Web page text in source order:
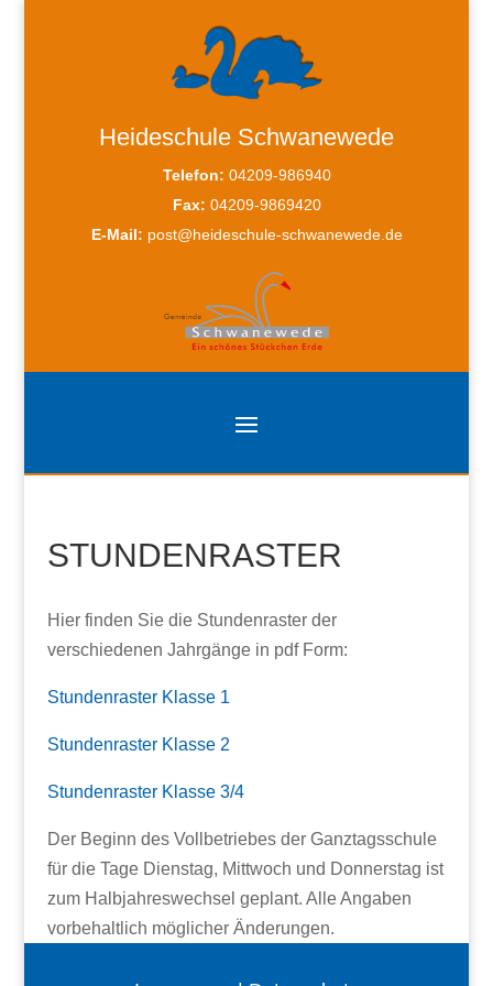
Heideschule Schwanewede
Telefon: 04209-986940
Fax: 04209-9869420
E-Mail: post@heideschule-schwanewede.de
STUNDENRASTER
Hier finden Sie die Stundenraster der
verschiedenen Jahrgänge in pdf Form:
Stundenraster Klasse 1
Stundenraster Klasse 2
Stundenraster Klasse 3/4
Der Beginn des Vollbetriebes der Ganztagsschule
für die Tage Dienstag, Mittwoch und Donnerstag ist
zum Halbjahreswechsel geplant. Alle Angaben
vorbehaltlich möglicher Änderungen.